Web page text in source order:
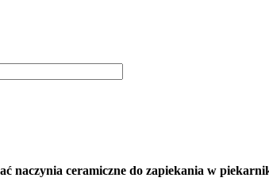
naczynia ceramiczne do zapiekania w